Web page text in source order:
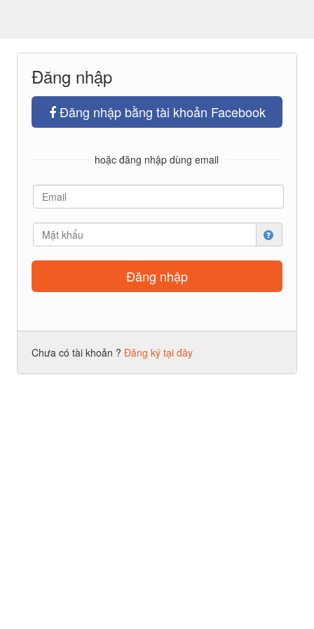
Đăng nhập
Đăng nhập bằng tài khoản Facebook
hoặc đăng nhập dùng email
Chưa có tài khoản ? Đăng ký tại đây